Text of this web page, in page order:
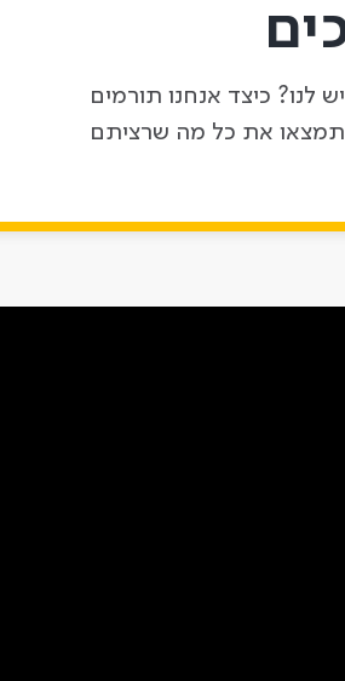
לנו? כיצד אנחנו תורמים
תמצאו את כל מה שרציתם